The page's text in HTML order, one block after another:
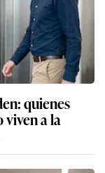
quienes
viven a la